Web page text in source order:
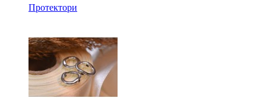
Протектори